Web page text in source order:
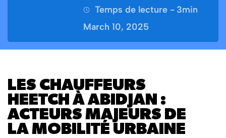
Temps de lecture - 3min
March 10, 2025
LES CHAUFFEURS
HEETCH À ABIDJAN :
ACTEURS MAJEURS DE
LA MOBILITÉ URBAINE